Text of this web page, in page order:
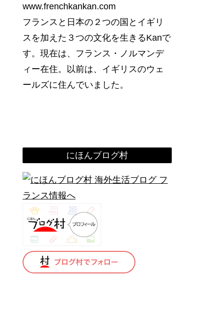
www.frenchkankan.com
フランスと日本の２つの国とイギリ
スを加えた３つの文化を生きるKanで
す。現在は、フランス・ノルマンデ
ィー在住。以前は、イギリスのウェ
ールズに住んでいました。
にほんブログ村